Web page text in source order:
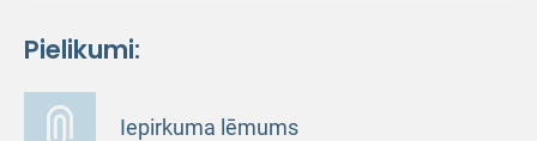
Pielikumi:
Iepirkuma lēmums